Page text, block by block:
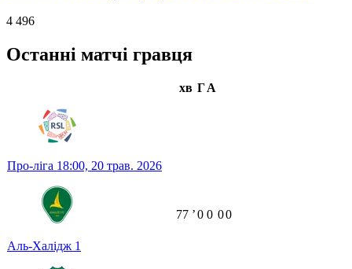
4 496
Останні матчі гравця
хв ГА
Про-ліга 18:00, 20 трав. 2026
Аль-Халідж 1
77 ʼ0 0 00